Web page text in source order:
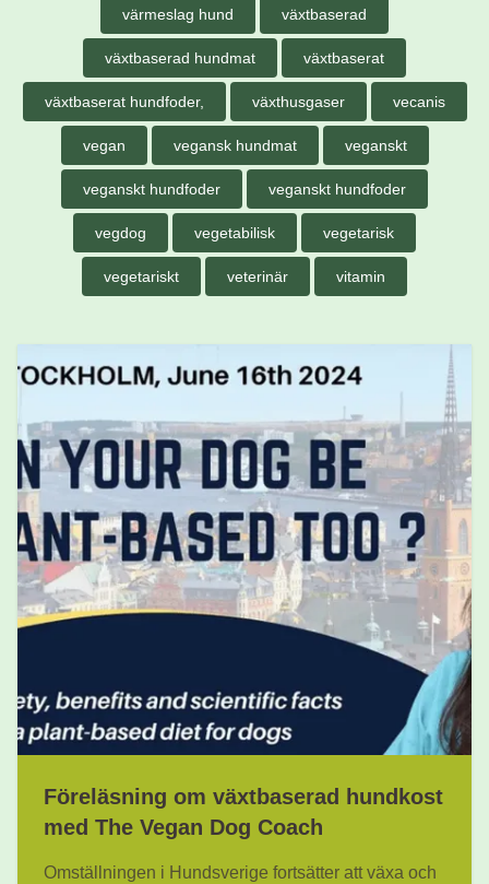
värmeslag hund växtbaserad
växtbaserad hundmat växtbaserat
växtbaserat hundfoder, växthusgaser vecanis
vegan vegansk hundmat veganskt
veganskt hundfoder veganskt hundfoder
vegdog vegetabilisk vegetarisk
vegetariskt veterinär vitamin
Föreläsning om växtbaserad hundkost
med The Vegan Dog Coach
Omställningen i Hundsverige fortsätter att växa och